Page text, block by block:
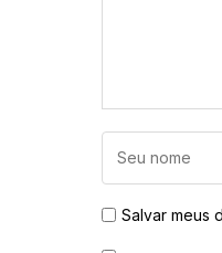
Salvar meus